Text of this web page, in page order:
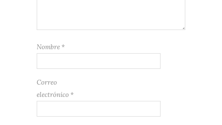
Nombre *
Correo
electrónico *